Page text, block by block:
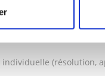
individuelle (résolution,